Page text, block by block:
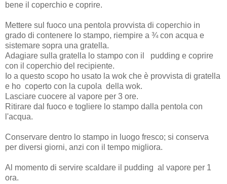
bene il coperchio e coprire.
Mettere sul fuoco una pentola provvista di coperchio in
grado di contenere lo stampo, riempire a ¾ con acqua e
sistemare sopra una gratella.
Adagiare sulla gratella lo stampo con il pudding e coprire
con il coperchio del recipiente.
Io a questo scopo ho usato la wok che è provvista di gratella
e ho coperto con la cupola della wok.
Lasciare cuocere al vapore per 3 ore.
Ritirare dal fuoco e togliere lo stampo dalla pentola con
l'acqua.
Conservare dentro lo stampo in luogo fresco; si conserva
per diversi giorni, anzi con il tempo migliora.
Al momento di servire scaldare il pudding al vapore per 1
ora.